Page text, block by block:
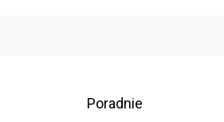
Poradnie